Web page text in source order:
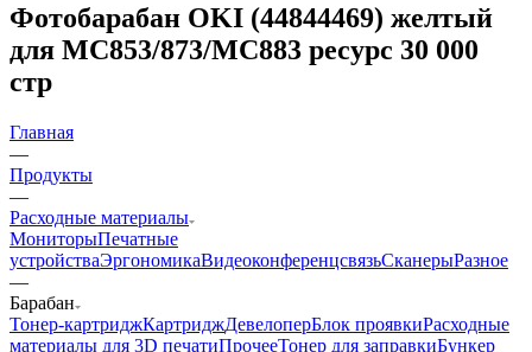
Фотобарабан OKI (44844469) желтый
для MC853/873/MC883 ресурс 30 000
стр
Главная
—
Продукты
—
Расходные материалы
МониторыПечатные
устройстваЭргономикаВидеоконференцсвязьСканерыРазное
—
Барабан
Тонер-картриджКартриджДевелоперБлок проявкиРасходные
материалы для 3D печатиПрочееТонер для заправкиБункер